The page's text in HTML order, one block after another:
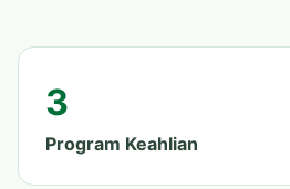
3
Program Keahlian